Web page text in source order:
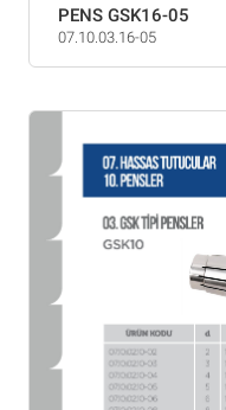
PENS GSK16-05
07.10.03.16-05